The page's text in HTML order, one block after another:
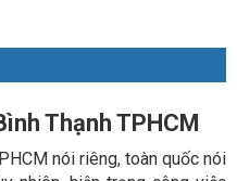
Thạnh TPHCM
nói riêng, toàn quốc nói